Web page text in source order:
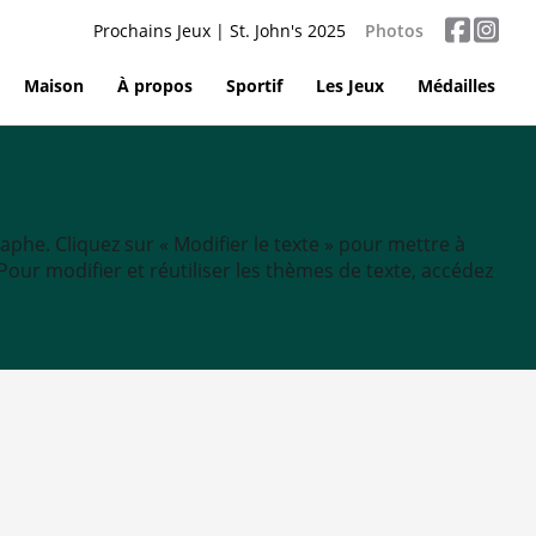
Prochains Jeux | St. John's 2025 Photos
Maison À propos Sportif Les Jeux Médailles
Cliquez sur « Modifier le texte » pour mettre à
modifier et réutiliser les thèmes de texte, accédez